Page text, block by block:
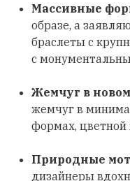
Массивные
образе, а
браслеты с
с
Жемчуг в
жемчуг в
формах,
Природные
дизайнеры